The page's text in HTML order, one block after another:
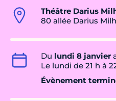
Théâtre Darius
80 allée Darius
Du lundi 8 janvier
Le lundi de 21 h à
Évènement